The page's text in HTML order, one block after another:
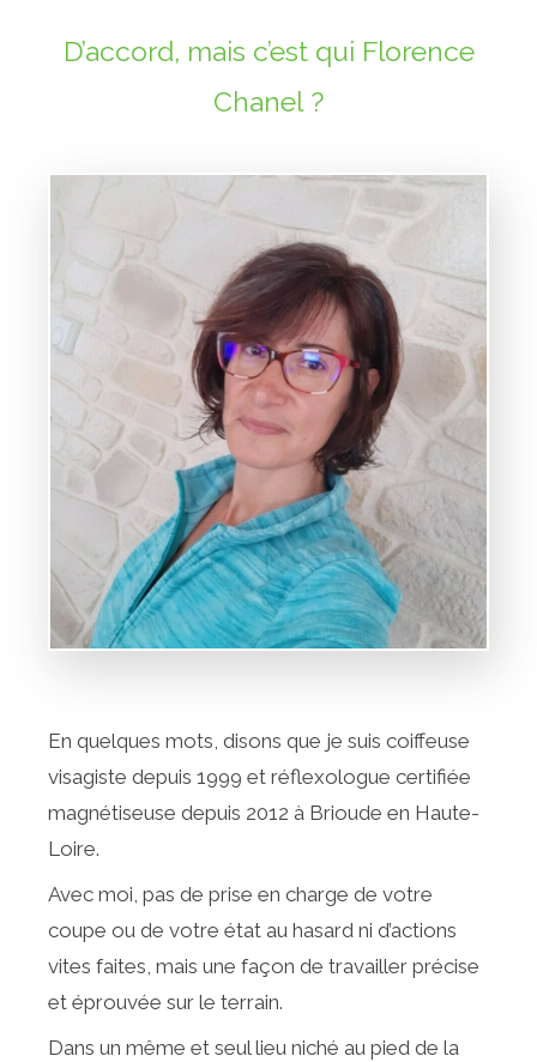
D’accord, mais c’est qui Florence
Chanel ?
En quelques mots, disons que je suis coiffeuse
visagiste depuis 1999 et réflexologue certifiée
magnétiseuse depuis 2012 à Brioude en Haute-
Loire.
Avec moi, pas de prise en charge de votre
coupe ou de votre état au hasard ni d’actions
vites faites, mais une façon de travailler précise
et éprouvée sur le terrain.
Dans un même et seul lieu niché au pied de la